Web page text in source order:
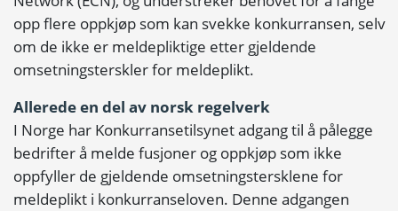
opp flere oppkjøp som kan svekke konkurransen, selv
om de ikke er meldepliktige etter gjeldende
omsetningsterskler for meldeplikt.
Allerede en del av norsk regelverk
I Norge har Konkurransetilsynet adgang til å pålegge
bedrifter å melde fusjoner og oppkjøp som ikke
oppfyller de gjeldende omsetningstersklene for
meldeplikt i konkurranseloven. Denne adgangen